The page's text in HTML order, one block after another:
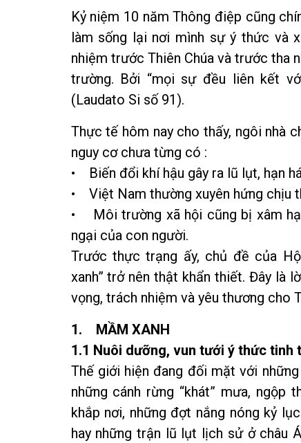
Kỷ niệm 10 năm Thông điệp cũng
làm sống lại nơi mình sự ý thức và
nhiệm trước Thiên Chúa và trước tha
trường. Bởi “mọi sự đều liên kết
(Laudato Si số 91).
Thực tế hôm nay cho thấy, ngôi nhà
nguy cơ chưa từng có :
• Biến đổi khí hậu gây ra lũ lụt, hạn
• Việt Nam thường xuyên hứng chịu
• Môi trường xã hội cũng bị xâm
ngại của con người.
Trước thực trạng ấy, chủ đề của
xanh” trở nên thật khẩn thiết. Đây là
vọng, trách nhiệm và yêu thương cho
1. MẦM XANH
1.1 Nuôi dưỡng, vun tưới ý thức tinh
Thế giới hiện đang đối mặt với
những cánh rừng “khát” mưa,
khắp nơi, những đợt nắng nóng kỷ
hay những trận lũ lụt lịch sử ở châu